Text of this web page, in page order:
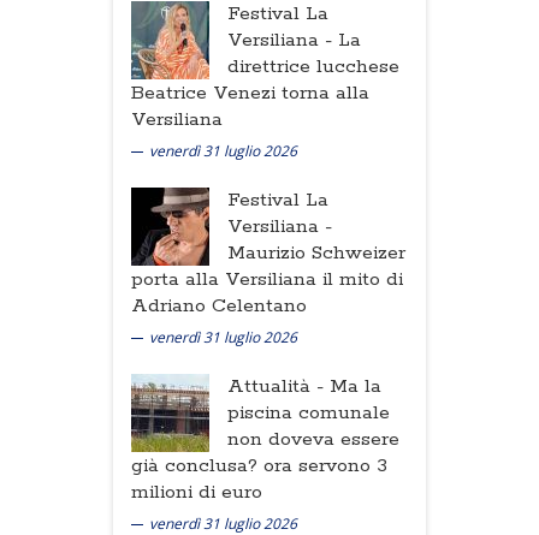
Festival La
Versiliana - La
direttrice lucchese
Beatrice Venezi torna alla
Versiliana
venerdì 31 luglio 2026
Festival La
Versiliana -
Maurizio Schweizer
porta alla Versiliana il mito di
Adriano Celentano
venerdì 31 luglio 2026
Attualità - Ma la
piscina comunale
non doveva essere
già conclusa? ora servono 3
milioni di euro
venerdì 31 luglio 2026